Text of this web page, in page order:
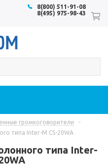
8(800) 511-91-08
8(495) 975-98-43
громкоговорители
-
типа Inter-M CS-20WA
типа Inter-